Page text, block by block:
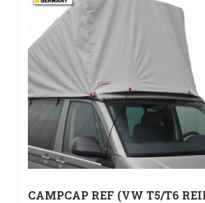
CAMPCAP REF (VW T5/T6